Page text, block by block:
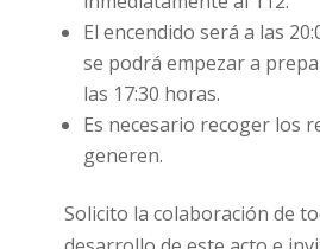
El encendido será a las
se podrá empezar a
las 17:30 horas.
Es necesario recoger los
generen.
Solicito la colaboración de